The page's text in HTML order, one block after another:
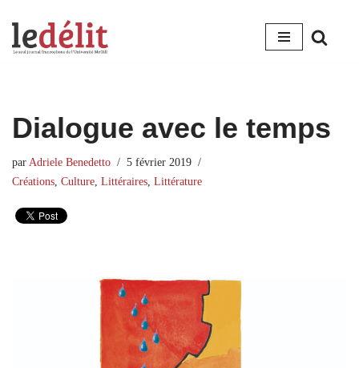
Aller
Dialogue avec le temps
par Adriele Benedetto
5 février 2019
Créations Culture Littéraires Littérature